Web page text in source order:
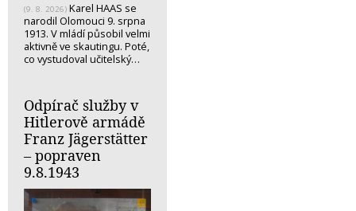
(9. 8. 2026) Karel HAAS se
narodil Olomouci 9. srpna
1913. V mládí působil velmi
aktivně ve skautingu. Poté,
co vystudoval učitelský…
Odpírač služby v
Hitlerově armádě
Franz Jägerstätter
– popraven
9.8.1943